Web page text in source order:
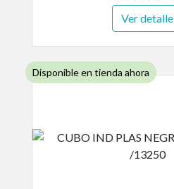
Ver detalle
Disponible en tienda ahora